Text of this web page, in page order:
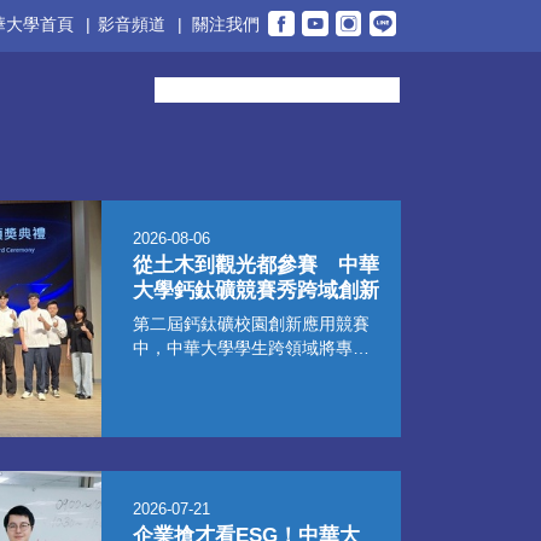
大學首頁 | 影音頻道 | 關注我們
2026-08-06
從土木到觀光都參賽 中華
大學鈣鈦礦競賽秀跨域創新
第二屆鈣鈦礦校園創新應用競賽
中，中華大學學生跨領域將專業
2026-07-21
企業搶才看ESG！中華大